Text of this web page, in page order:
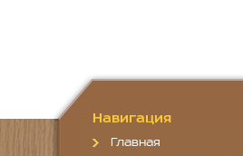
Навигация
Главная